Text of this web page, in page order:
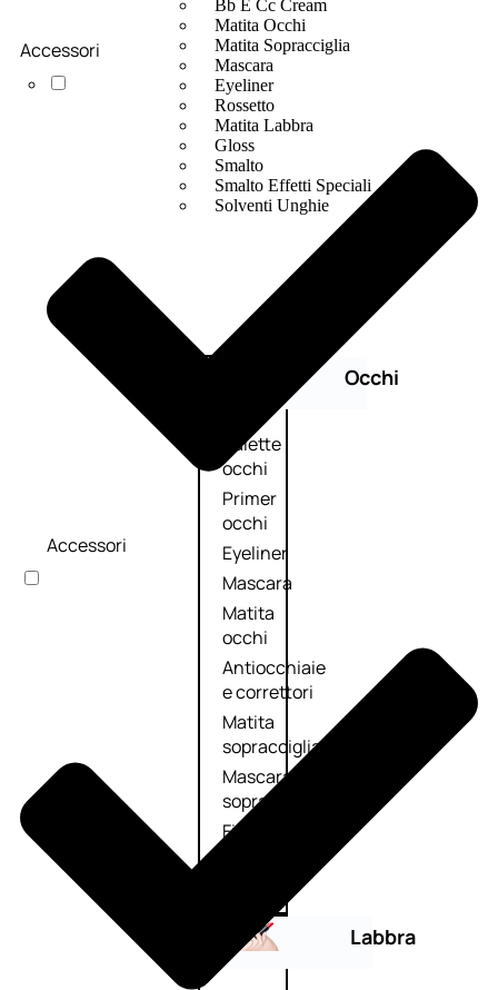
Bb E Cc Cream
Matita Occhi
Matita Sopracciglia
Mascara
Eyeliner
Rossetto
Matita Labbra
Gloss
Smalto
Smalto Effetti Speciali
Solventi Unghie
Occhi
Palette
occhi
Primer
occhi
Eyeliner
Mascara
Matita
occhi
Antiocchiaie
e correttori
Matita
sopracciglia
Mascara
sopracciglia
Fissante
Labbra
Accessori
Accessori